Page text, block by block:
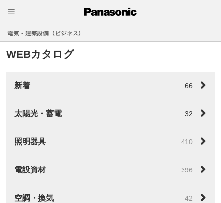
電気・建築設備（ビジネス）
WEBカタログ
新着 66
太陽光・蓄電 32
照明器具 410
電設資材 396
空調・換気 42